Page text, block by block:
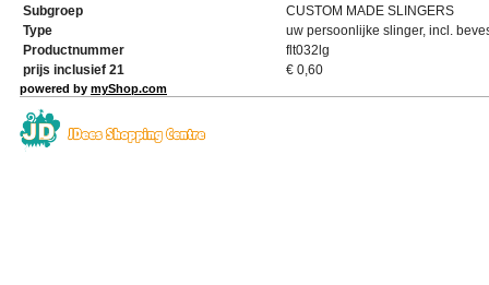
Subgroep
CUSTOM MADE SLINGERS
Type
uw persoonlijke slinger, incl.
Productnummer
flt032lg
prijs inclusief 21
€ 0,60
powered by myShop.com